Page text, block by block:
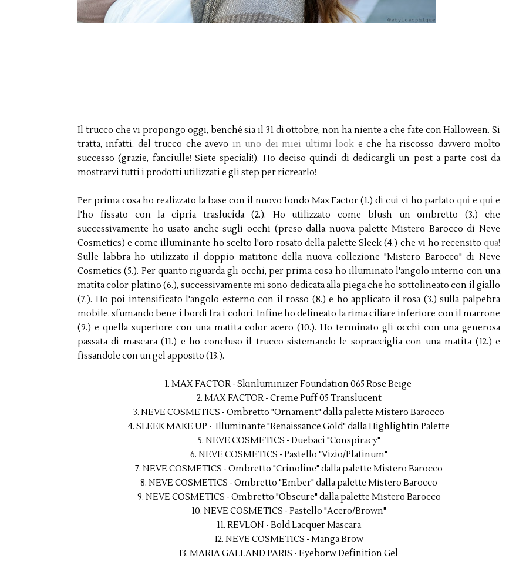
Il trucco che vi propongo oggi, benché sia il 31 di ottobre, non ha niente a che fate con Halloween. Si
tratta, infatti, del trucco che avevo in uno dei miei ultimi look e che ha riscosso davvero molto
successo (grazie, fanciulle! Siete speciali!). Ho deciso quindi di dedicargli un post a parte così da
mostrarvi tutti i prodotti utilizzati e gli step per ricrearlo!
Per prima cosa ho realizzato la base con il nuovo fondo Max Factor (1.) di cui vi ho parlatoqui equi e
l'ho fissato con la cipria traslucida (2.). Ho utilizzato come blush un ombretto (3.) che
successivamente ho usato anche sugli occhi (preso dalla nuova palette Mistero Barocco di Neve
Cosmetics) e come illuminante ho scelto l'oro rosato della palette Sleek (4.) che vi ho recensito qua!
Sulle labbra ho utilizzato il doppio matitone della nuova collezione "Mistero Barocco" di Neve
Cosmetics (5.). Per quanto riguarda gli occhi, per prima cosa ho illuminato l'angolo interno con una
matita color platino (6.), successivamente mi sono dedicata alla piega che ho sottolineato con il giallo
(7.). Ho poi intensificato l'angolo esterno con il rosso (8.) e ho applicato il rosa (3.) sulla palpebra
mobile, sfumando bene i bordi fra i colori. Infine ho delineato la rima ciliare inferiore con il marrone
(9.) e quella superiore con una matita color acero (10.). Ho terminato gli occhi con una generosa
passata di mascara (11.) e ho concluso il trucco sistemando le sopracciglia con una matita (12.) e
fissandole con un gel apposito (13.).
1. MAX FACTOR - Skinluminizer Foundation 065 Rose Beige
2. MAX FACTOR - Creme Puff 05 Translucent
3. NEVE COSMETICS - Ombretto "Ornament" dalla palette Mistero Barocco
4. SLEEK MAKE UP - Illuminante "Renaissance Gold" dalla Highlightin Palette
5. NEVE COSMETICS - Duebaci "Conspiracy"
6. NEVE COSMETICS - Pastello "Vizio/Platinum"
7. NEVE COSMETICS - Ombretto "Crinoline" dalla palette Mistero Barocco
8. NEVE COSMETICS - Ombretto "Ember" dalla palette Mistero Barocco
9. NEVE COSMETICS - Ombretto "Obscure" dalla palette Mistero Barocco
10. NEVE COSMETICS - Pastello "Acero/Brown"
11. REVLON - Bold Lacquer Mascara
12. NEVE COSMETICS - Manga Brow
13. MARIA GALLAND PARIS - Eyeborw Definition Gel